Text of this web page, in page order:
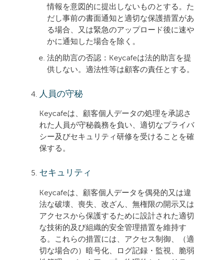
情報を意図的に提出しないものとする。た
だし事前の書面通知と適切な保護措置があ
る場合、又は緊急のアップロード後に速や
かに通知した場合を除く。
法的助言の否認： Keycafeは法的助言を提
供しない。適法性等は顧客の責任とする。
人員の守秘
Keycafeは、顧客個人データの処理を承認さ
れた人員が守秘義務を負い、適切なプライバ
シー及びセキュリティ研修を受けることを確
保する。
セキュリティ
Keycafeは、顧客個人データを偶発的又は違
法な破壊、喪失、改ざん、無権限の開示又は
アクセスから保護するために設計された適切
な技術的及び組織的安全管理措置を維持す
る。これらの措置には、アクセス制御、（適
切な場合の）暗号化、ログ記録・監視、脆弱